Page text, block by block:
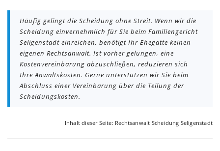
Häufig gelingt die Scheidung ohne Streit. Wenn wir die
Scheidung einvernehmlich für Sie beim Familiengericht
Seligenstadt einreichen, benötigt Ihr Ehegatte keinen
eigenen Rechtsanwalt. Ist vorher gelungen, eine
Kostenvereinbarung abzuschließen, reduzieren sich
Ihre Anwaltskosten. Gerne unterstützen wir Sie beim
Abschluss einer Vereinbarung über die Teilung der
Scheidungskosten.
Inhalt dieser Seite: Rechtsanwalt Scheidung Seligenstadt